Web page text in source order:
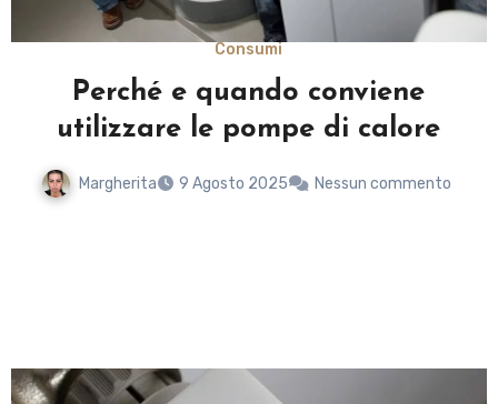
Consumi
Perché e quando conviene
utilizzare le pompe di calore
Margherita 9 Agosto 2025 Nessun commento